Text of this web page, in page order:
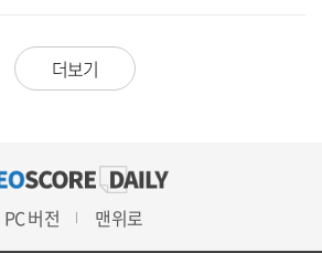
더보기
PC 버전 맨위로